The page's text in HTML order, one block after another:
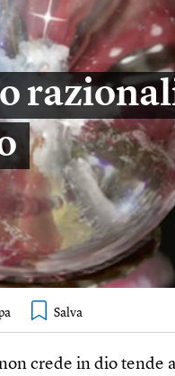
crede in dio tende